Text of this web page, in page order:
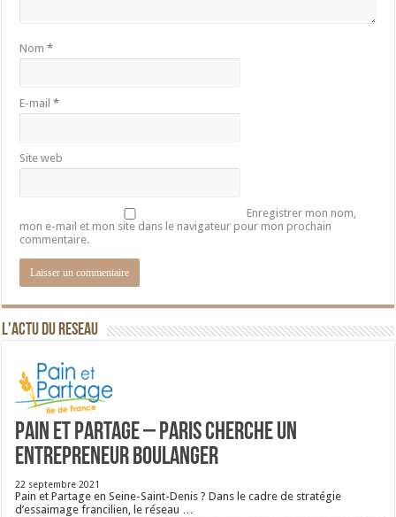
Nom*
E-mail*
Site web
Enregistrer mon nom,
mon e-mail et mon site dans le navigateur pour mon prochain
commentaire.
L'ACTU DU RESEAU
Pain et Partage – Paris cherche un
entrepreneur boulanger
22 septembre 2021
Pain et Partage en Seine-Saint-Denis ? Dans le cadre de stratégie
d’essaimage francilien, le réseau …